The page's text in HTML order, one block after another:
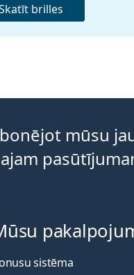
brilles
mūsu
sistēma